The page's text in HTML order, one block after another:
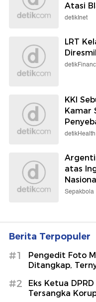
Atasi
detikInet
LRT
KKI
Kamar
detikHealth
atas
Sepakbola
Berita Terpopuler
#1
Pengedit Foto
Ditangkap,
#2
Eks Ketua
Tersangka